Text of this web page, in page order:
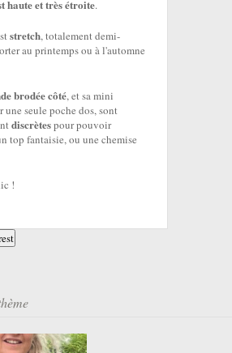
haute et très étroite.
stretch, totalement demi-
au printemps ou à l'automne
brodée côté, et sa mini
une seule poche dos, sont
discrètespour pouvoir
top fantaisie, ou une chemise
!